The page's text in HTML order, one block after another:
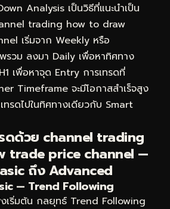
Analysis เป็นวิธีที่แนะนำเป็น
trading how to draw
เริ่มจาก Weekly หรือ
รวม ลงมา Daily เพื่อหาทิศทาง
เพื่อหาจุด Entry การเทรดที่
Timeframe จะมีโอกาสสำเร็จสูง
ทรดไปในทิศทางเดียวกับ Smart
ดด้วย channel trading
trade price channel —
ถึง Advanced
— Trend Following
งเริ่มต้น กลยุทธ์ Trend Following